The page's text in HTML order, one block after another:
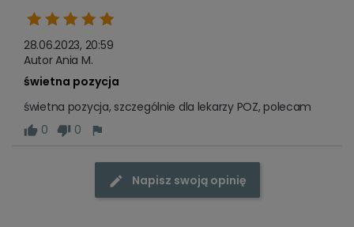
28.06.2023, 20:59
Autor Ania M.
świetna pozycja
świetna pozycja, szczególnie dla lekarzy POZ, polecam
0
0
Napisz swoją opinię